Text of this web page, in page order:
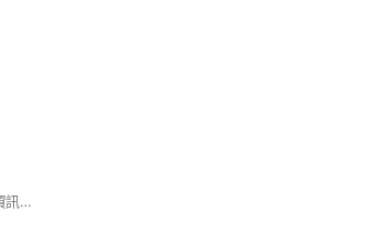
#蝦皮 限管理員發佈優惠訊息 （優惠資訊部分包含分潤連結 介意的請勿進入～） #711 #全家 #momo #蝦皮 #購物 #省錢 #lifeismoney